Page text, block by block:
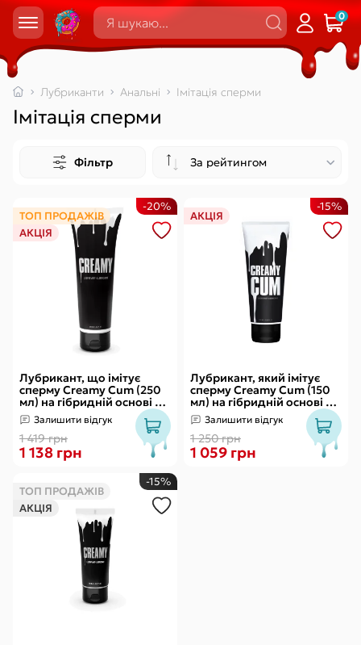
0
Лубриканти Анальні Імітація сперми
Імітація сперми
Фільтр
ТОП ПРОДАЖІВ
АКЦІЯ
Лубрикант, що імітує
сперму Creamy Cum (250
мл) на гібридній основі з
олією звіробою
Залишити відгук
1 419 грн
-20%
1 138 грн
АКЦІЯ
Лубрикант, який імітує
сперму Creamy Cum (150
мл) на гібридній основі з
олією звіробою
Залишити відгук
1 250 грн
-15%
1 059 грн
ТОП ПРОДАЖІВ
АКЦІЯ
-15%